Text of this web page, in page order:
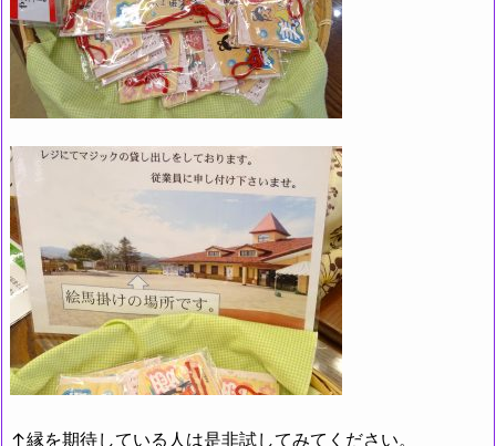
↑縁を期待している人は是非試してみてください。